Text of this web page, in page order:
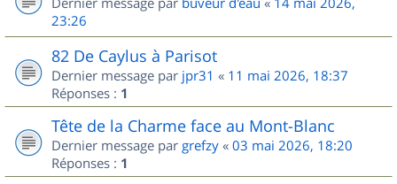
23:26
82 De Caylus à Parisot
Dernier message par jpr31 « 11 mai 2026, 18:37
Réponses : 1
Tête de la Charme face au Mont-Blanc
Dernier message par grefzy « 03 mai 2026, 18:20
Réponses : 1